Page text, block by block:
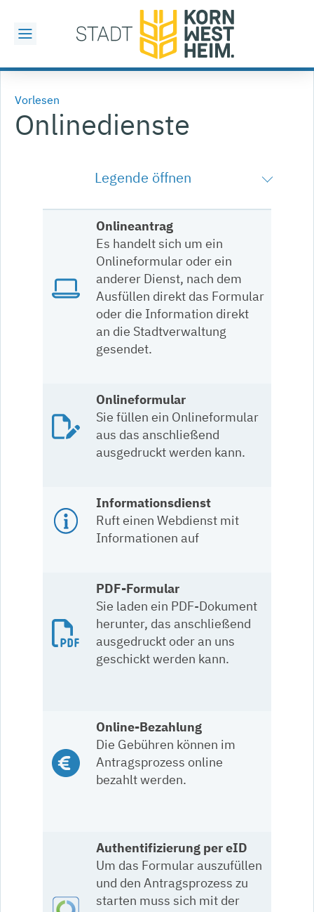
Vorlesen
Onlinedienste
Legende öffnen
Onlineantrag
Es handelt sich um ein
Onlineformular oder ein
anderer Dienst, nach dem
Ausfüllen direkt das Formular
oder die Information direkt
an die Stadtverwaltung
gesendet.
Onlineformular
Sie füllen ein Onlineformular
aus das anschließend
ausgedruckt werden kann.
Informationsdienst
Ruft einen Webdienst mit
Informationen auf
PDF-Formular
Sie laden ein PDF-Dokument
herunter, das anschließend
ausgedruckt oder an uns
geschickt werden kann.
Online-Bezahlung
Die Gebühren können im
Antragsprozess online
bezahlt werden.
Authentifizierung per eID
Um das Formular auszufüllen
und den Antragsprozess zu
starten muss sich mit der